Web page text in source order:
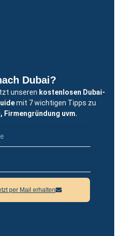
Ablauf, Tipps &
Dubai mit Kindern &
Dubai?
unseren kostenlosen Dubai-
mit 7 wichtigen Tipps zu
Firmengründung uvm.
per Mail erhalten